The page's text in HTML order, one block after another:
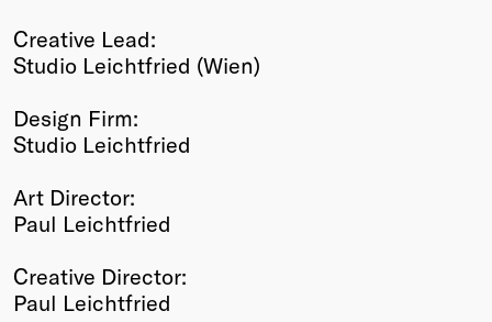
Creative Lead:
Studio Leichtfried (Wien)
Design Firm:
Studio Leichtfried
Art Director:
Paul Leichtfried
Creative Director:
Paul Leichtfried